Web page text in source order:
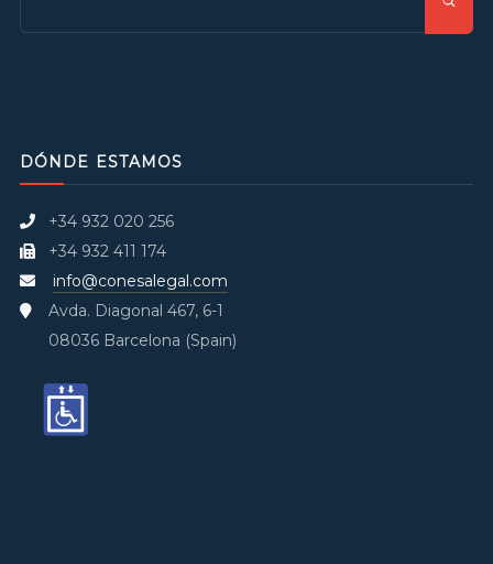
DÓNDE ESTAMOS
+34 932 020 256
+34 932 411 174
info@conesalegal.com
Avda. Diagonal 467, 6-1
08036 Barcelona (Spain)